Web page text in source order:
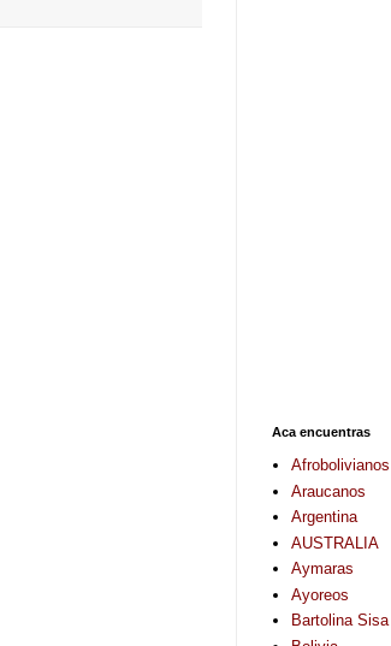
Aca encuentras
Afrobolivianos
Araucanos
Argentina
AUSTRALIA
Aymaras
Ayoreos
Bartolina Sisa